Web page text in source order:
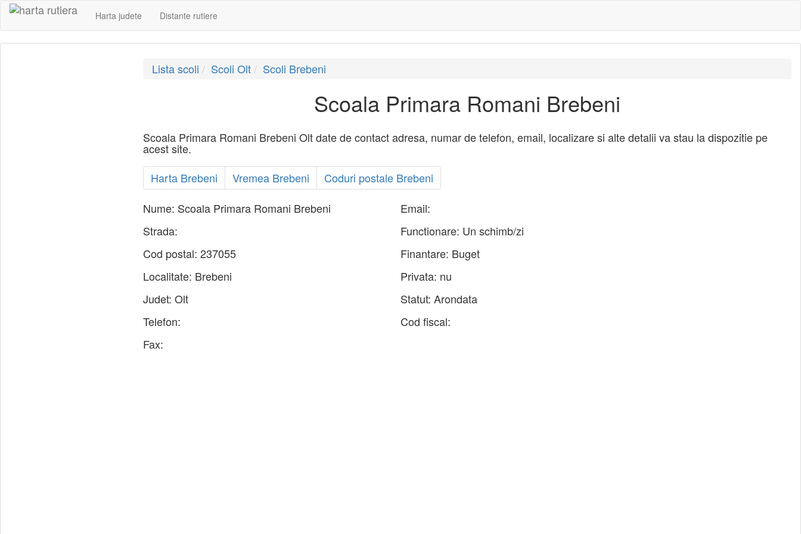
Harta judete Distante rutiere
Lista scoli Scoli Olt Scoli Brebeni
Scoala Primara Romani Brebeni
Scoala Primara Romani Brebeni Olt date de contact adresa, numar de telefon, email, localizare si alte detalii va stau la dispozitie pe
acest site.
Harta Brebeni
Vremea Brebeni
Coduri postale Brebeni
Nume: Scoala Primara Romani Brebeni
Strada:
Cod postal: 237055
Localitate: Brebeni
Judet: Olt
Telefon:
Fax:
Email:
Functionare: Un schimb/zi
Finantare: Buget
Privata: nu
Statut: Arondata
Cod fiscal: